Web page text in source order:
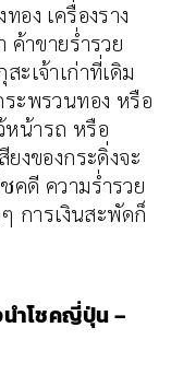
อง เครื่องราง
ค้าขายร่ำรวย
ะเจ้าเก่าที่เดิม
ะพรวนทอง หรือ
น้ารถ หรือ
งของกระดิ่งจะ
คดี ความร่ำรวย
การเงินสะพัดก็
นำโชคญี่ปุ่น –